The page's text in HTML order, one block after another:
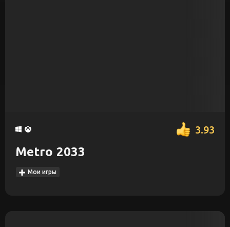
3.93
Metro 2033
Мои игры